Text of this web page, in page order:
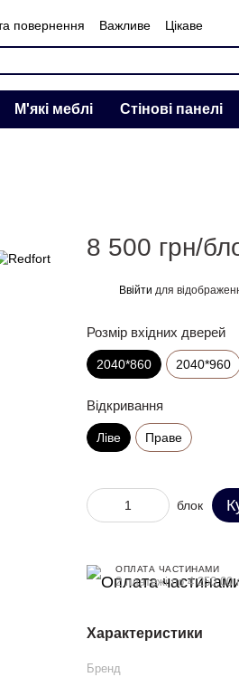
повернення Важливе
Цікаве
М'які меблі Стінові панелі
8 500 грн/
Ввійти для
Розмір вхідних дверей
2040*860 2040*960
Відкривання
Ліве Праве
блок
ОПЛАТА ЧАСТИНАМИ
2 платежі по 4 250.00
Характеристики
Бренд